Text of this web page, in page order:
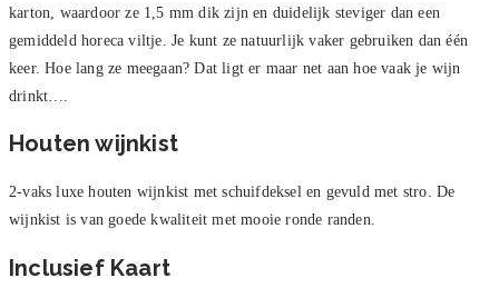
karton, waardoor ze 1,5 mm dik zijn en duidelijk steviger dan een
gemiddeld horeca viltje. Je kunt ze natuurlijk vaker gebruiken dan één
keer. Hoe lang ze meegaan? Dat ligt er maar net aan hoe vaak je wijn
drinkt….
Houten wijnkist
2-vaks luxe houten wijnkist met schuifdeksel en gevuld met stro. De
wijnkist is van goede kwaliteit met mooie ronde randen.
Inclusief Kaart